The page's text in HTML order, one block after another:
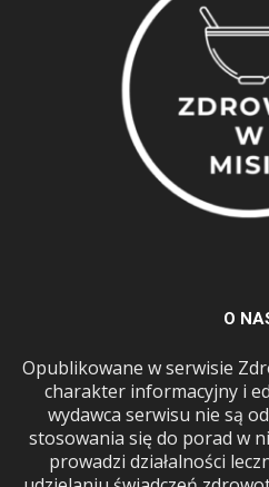
O
Opublikowane w serwisie
charakter informacyjny i
wydawca serwisu nie są
stosowania się do porad w
prowadzi działalności